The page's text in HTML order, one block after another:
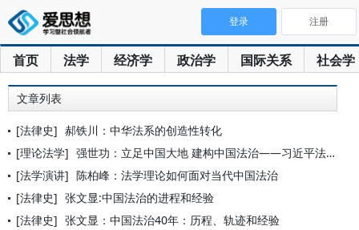
首页 法学 经济学 政治学 国际关系 社会学
登录 注册
文章列表
[法律史] 郝铁川：中华法系的创造性转化
[理论法学] 强世功：立足中国大地 建构中国法治——习近平法治思想的时代意
[法学演讲] 陈柏峰：法学理论如何面对当代中国法治
[法律史] 张文显:中国法治的进程和经验
[法律史] 张文显：中国法治40年：历程、轨迹和经验